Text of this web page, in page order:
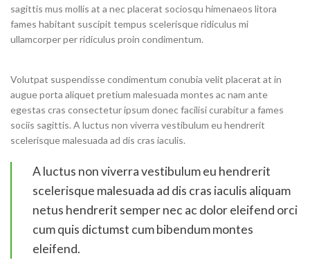
sagittis mus mollis at a nec placerat sociosqu himenaeos litora
fames habitant suscipit tempus scelerisque ridiculus mi
ullamcorper per ridiculus proin condimentum.
Volutpat suspendisse condimentum conubia velit placerat at in
augue porta aliquet pretium malesuada montes ac nam ante
egestas cras consectetur ipsum donec facilisi curabitur a fames
sociis sagittis. A luctus non viverra vestibulum eu hendrerit
scelerisque malesuada ad dis cras iaculis.
A luctus non viverra vestibulum eu hendrerit
scelerisque malesuada ad dis cras iaculis aliquam
netus hendrerit semper nec ac dolor eleifend orci
cum quis dictumst cum bibendum montes
eleifend.